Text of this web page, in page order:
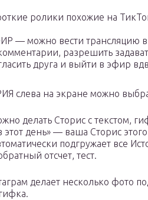
ролики похожие на
— можно вести трансляцию в
разрешить
друга и выйти в эфир
слева на экране можно
делать Сторис с текстом,
этот день» — ваша Сторис
подгружает все
отсчет, тест.
делает несколько фото